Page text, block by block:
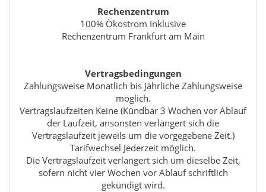
Rechenzentrum
100% Ökostrom Inklusive
Rechenzentrum Frankfurt am Main
Vertragsbedingungen
Zahlungsweise Monatlich bis Jährliche Zahlungsweise
möglich.
Vertragslaufzeiten Keine (Kündbar 3 Wochen vor Ablauf
der Laufzeit, ansonsten verlängert sich die
Vertragslaufzeit jeweils um die vorgegebene Zeit.)
Tarifwechsel Jederzeit möglich.
Die Vertragslaufzeit verlängert sich um dieselbe Zeit,
sofern nicht vier Wochen vor Ablauf schriftlich
gekündigt wird.